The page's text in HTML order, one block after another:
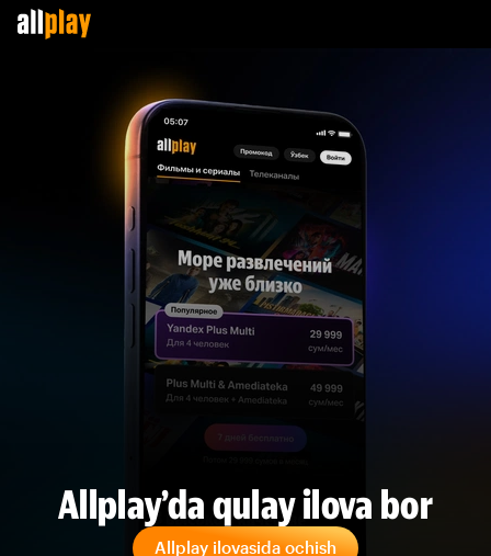
Allplay’da qulay ilova bor
Allplay ilovasida ochish